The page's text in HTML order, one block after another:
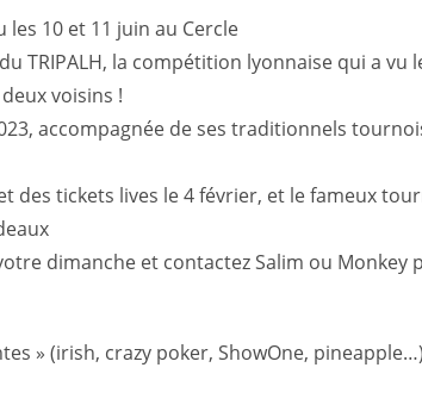
10 et 11 juin au Cercle
TRIPALH, la compétition lyonnaise qui a vu
voisins !
accompagnée de ses traditionnels
des tickets lives le 4 février, et le fameux
dimanche et contactez Salim ou Monkey
» (irish, crazy poker, ShowOne,